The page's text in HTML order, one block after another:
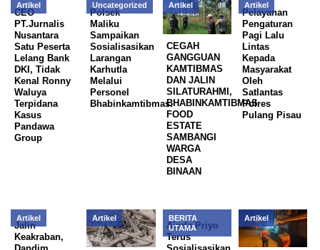
Artikel
CEO
PT.Jurnalis
Nusantara
Satu Peserta
Lelang Bank
DKI, Tidak
Kenal Ronny
Waluya
Terpidana
Kasus
Pandawa
Group
Uncategorized
Polsek
Maliku
Sampaikan
Sosialisasikan
Larangan
Karhutla
Melalui
Personel
Bhabinkamtibmas.
Artikel
CEGAH
GANGGUAN
KAMTIBMAS
DAN JALIN
SILATURAHMI,
BHABINKAMTIBMAS
FOOD
ESTATE
SAMBANGI
WARGA
DESA
BINAAN
Artikel
Pelayanan
Pengaturan
Pagi Lalu
Lintas
Kepada
Masyarakat
Oleh
Satlantas
Polres
Pulang Pisau
Artikel
Jalin
Keakraban,
Artikel
BERITA
UTAMA
Aipda Priyo
Terus
Artikel